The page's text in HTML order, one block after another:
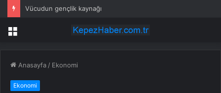
Vücudun gençlik kaynağı
Menü
Anasayfa / Ekonomi
Ekonomi